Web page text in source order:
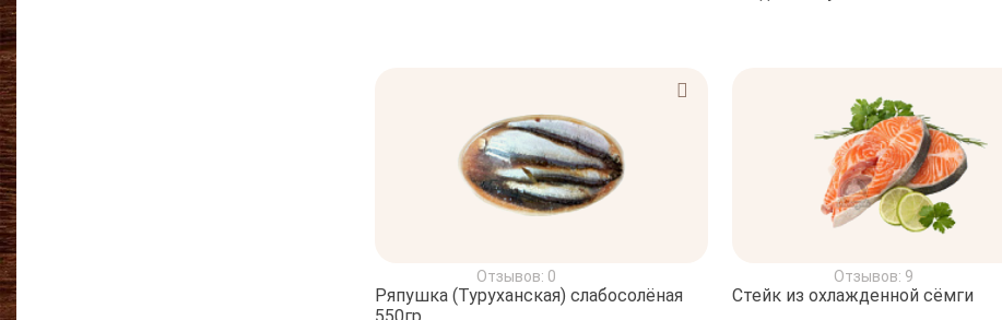
Отзывов: 0
Ряпушка (Туруханская) слабосолёная
Отзывов: 9
Стейк из охлажденной сёмги